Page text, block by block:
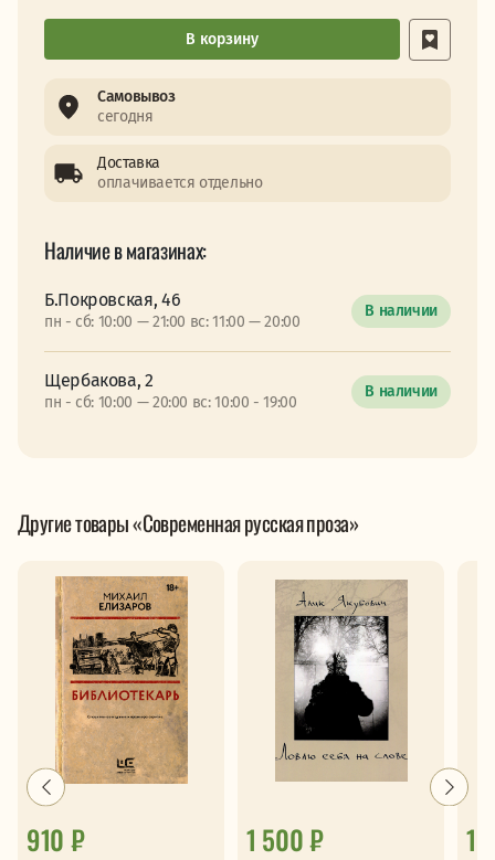
В корзину
Самовывоз
сегодня
Доставка
оплачивается отдельно
Наличие в магазинах:
Б.Покровская, 46
пн - сб: 10:00 — 21:00 вс: 11:00 — 20:00
В наличии
Щербакова, 2
пн - сб: 10:00 — 20:00 вс: 10:00 - 19:00
В наличии
Другие товары «Современная русская проза»
910 ₽ 1 500 ₽ 1